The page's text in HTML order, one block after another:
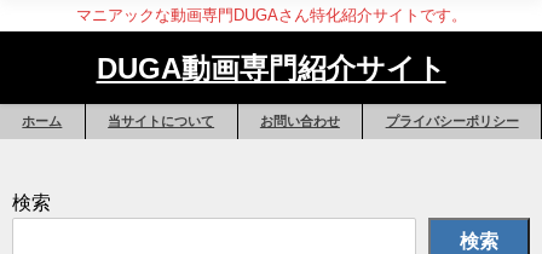
マニアックな動画専門DUGAさん特化紹介サイトです。
DUGA動画専門紹介サイト
ホーム 当サイトについて お問い合わせ プライバシーポリシー
検索
検索